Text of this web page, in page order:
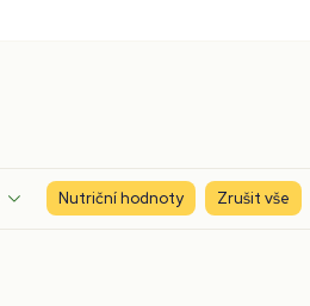
Nutriční hodnoty Zrušit vše